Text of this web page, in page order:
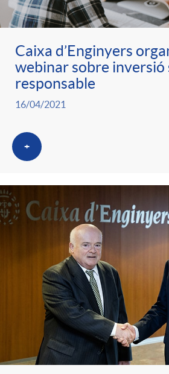
Caixa d’Enginyers
webinar sobre inversió
responsable
16/04/2021
+